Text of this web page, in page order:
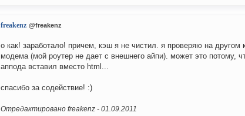
freakenz @freakenz
о как! заработало! причем, кэш я не чистил. я проверяю на другом
модема (мой роутер не дает с внешнего айпи). может это потому,
аппода вставил вместо html...
спасибо за содействие! :)
Отредактировано freakenz - 01.09.2011